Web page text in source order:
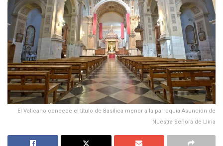
El Vaticano concede el título de Basílica menor a la parroquia Asunción de
Nuestra Señora de Lliria